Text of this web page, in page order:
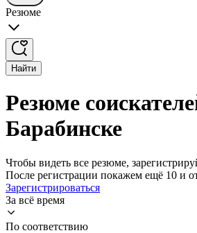
Резюме
Найти
Резюме
Барабинске
Чтобы видеть все резюме,
После регистрации покажем ещё 10 и
Зарегистрироваться
За всё время
По соответствию